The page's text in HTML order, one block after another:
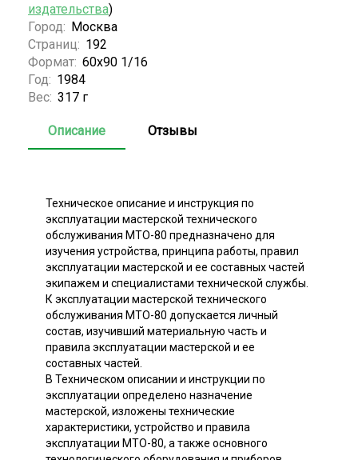
издательства)
Город: Москва
Страниц: 192
Формат: 60х90 1/16
Год: 1984
Вес: 317 г
Описание Отзывы
Техническое описание и инструкция по
эксплуатации мастерской технического
обслуживания МТО-80 предназначено для
изучения устройства, принципа работы, правил
эксплуатации мастерской и ее составных частей
экипажем и специалистами технической службы.
К эксплуатации мастерской технического
обслуживания МТО-80 допускается личный
состав, изучивший материальную часть и
правила эксплуатации мастерской и ее
составных частей.
В Техническом описании и инструкции по
эксплуатации определено назначение
мастерской, изложены технические
характеристики, устройство и правила
эксплуатации МТО-80, а также основного